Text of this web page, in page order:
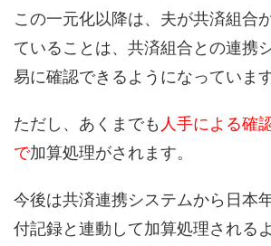
この一元化以降は、夫が共済組合
ていることは、共済組合との連携
易に確認できるようになっています
ただし、あくまでも 人手による確
で加算処理がされます。
今後は共済連携システムから日本
付記録と連動して加算処理される